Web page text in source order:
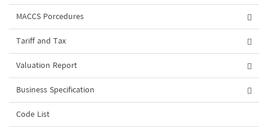
MACCS Porcedures
Tariff and Tax
Valuation Report
Business Specification
Code List